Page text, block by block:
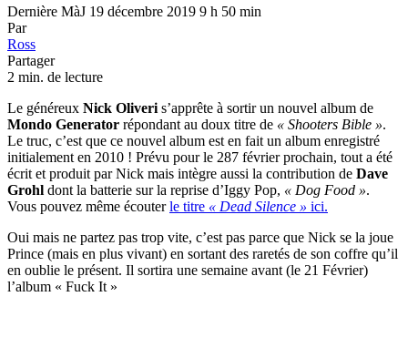
Dernière MàJ 19 décembre 2019 9 h 50 min
Par
Ross
Partager
2 min. de lecture
Le généreux Nick Oliveri s’apprête à sortir un nouvel album de
Mondo Generator répondant au doux titre de « Shooters Bible ».
Le truc, c’est que ce nouvel album est en fait un album enregistré
initialement en 2010 ! Prévu pour le 287 février prochain, tout a été
écrit et produit par Nick mais intègre aussi la contribution de Dave
Grohl dont la batterie sur la reprise d’Iggy Pop, « Dog Food ».
Vous pouvez même écouterle titre « Dead Silence » ici.
Oui mais ne partez pas trop vite, c’est pas parce que Nick se la joue
Prince (mais en plus vivant) en sortant des raretés de son coffre qu’il
en oublie le présent. Il sortira une semaine avant (le 21 Février)
l’album « Fuck It »